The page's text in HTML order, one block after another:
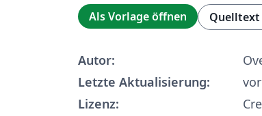
Als Vorlage öffnen Quelltext
Autor:
Letzte Aktualisierung:
Lizenz: